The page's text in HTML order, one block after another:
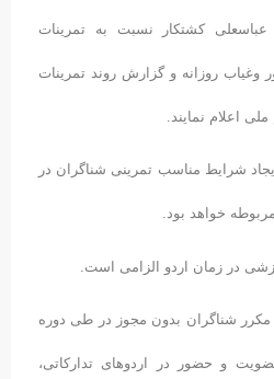
کشتکار نسبت به تمرینات
وغیاب روزانه و گزارش روند تمرینات
اعلام نمایند.
شرایط مناسب تمرینی شناگران در
خواهد بود.
شناگران بدون مجوز در طی دوره
و حضور در اردوهای تدارکاتی،